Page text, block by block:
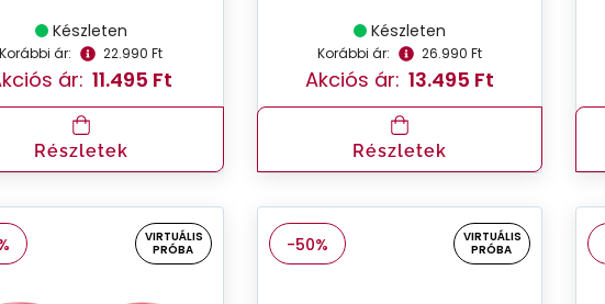
Készleten
Korábbi ár: 22.990 Ft
ár: 11.495 Ft
Részletek
Készleten
Korábbi ár: 26.990 Ft
Akciós ár: 13.495 Ft
Részletek
VIRTUÁLIS
PRÓBA
-50%
VIRTUÁLIS
PRÓBA